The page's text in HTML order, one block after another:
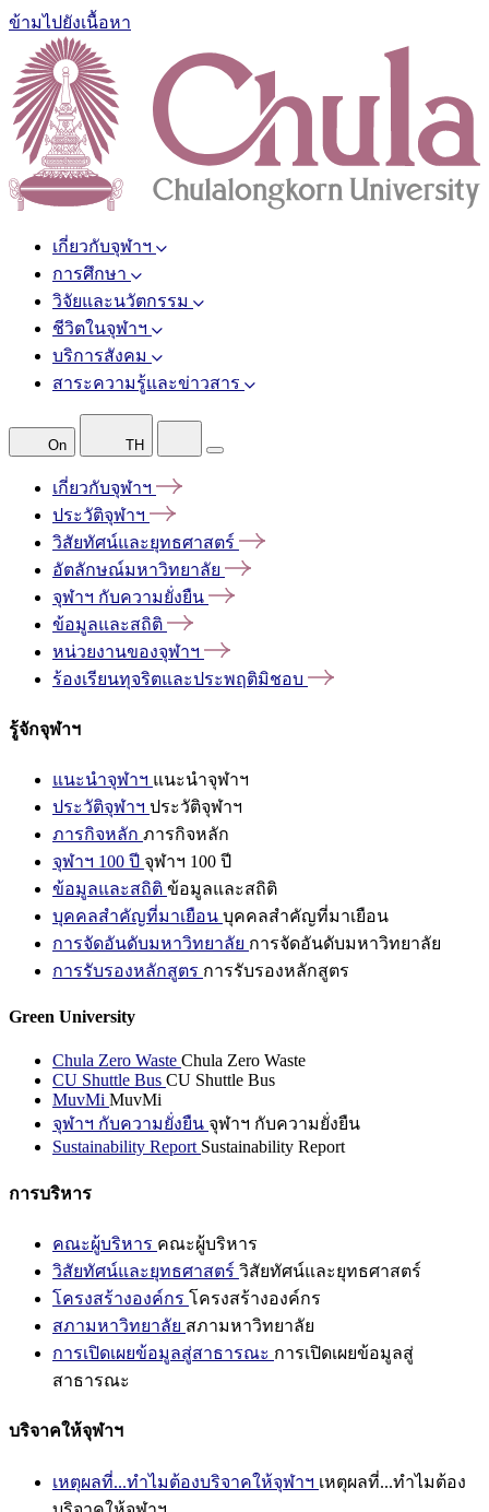
ข้ามไปยังเนื้อหา
เกี่ยวกับจุฬาฯ
การศึกษา
วิจัยและนวัตกรรม
ชีวิตในจุฬาฯ
บริการสังคม
สาระความรู้และข่าวสาร
On TH
เกี่ยวกับจุฬาฯ
ประวัติจุฬาฯ
วิสัยทัศน์และยุทธศาสตร์
อัตลักษณ์มหาวิทยาลัย
จุฬาฯ กับความยั่งยืน
ข้อมูลและสถิติ
หน่วยงานของจุฬาฯ
ร้องเรียนทุจริตและประพฤติมิชอบ
รู้จักจุฬาฯ
แนะนำจุฬาฯ แนะนำจุฬาฯ
ประวัติจุฬาฯ ประวัติจุฬาฯ
ภารกิจหลัก ภารกิจหลัก
จุฬาฯ 100 ปี จุฬาฯ 100 ปี
ข้อมูลและสถิติ ข้อมูลและสถิติ
บุคคลสำคัญที่มาเยือน บุคคลสำคัญที่มาเยือน
การจัดอันดับมหาวิทยาลัย การจัดอันดับมหาวิทยาลัย
การรับรองหลักสูตร การรับรองหลักสูตร
Green University
Chula Zero Waste Chula Zero Waste
CU Shuttle Bus CU Shuttle Bus
MuvMi MuvMi
จุฬาฯ กับความยั่งยืน จุฬาฯ กับความยั่งยืน
Sustainability Report Sustainability Report
การบริหาร
คณะผู้บริหาร คณะผู้บริหาร
วิสัยทัศน์และยุทธศาสตร์ วิสัยทัศน์และยุทธศาสตร์
โครงสร้างองค์กร โครงสร้างองค์กร
สภามหาวิทยาลัย สภามหาวิทยาลัย
การเปิดเผยข้อมูลสู่สาธารณะ การเปิดเผยข้อมูลสู่
สาธารณะ
บริจาคให้จุฬาฯ
เหตุผลที่...ทำไมต้องบริจาคให้จุฬาฯ เหตุผลที่...ทำไมต้อง